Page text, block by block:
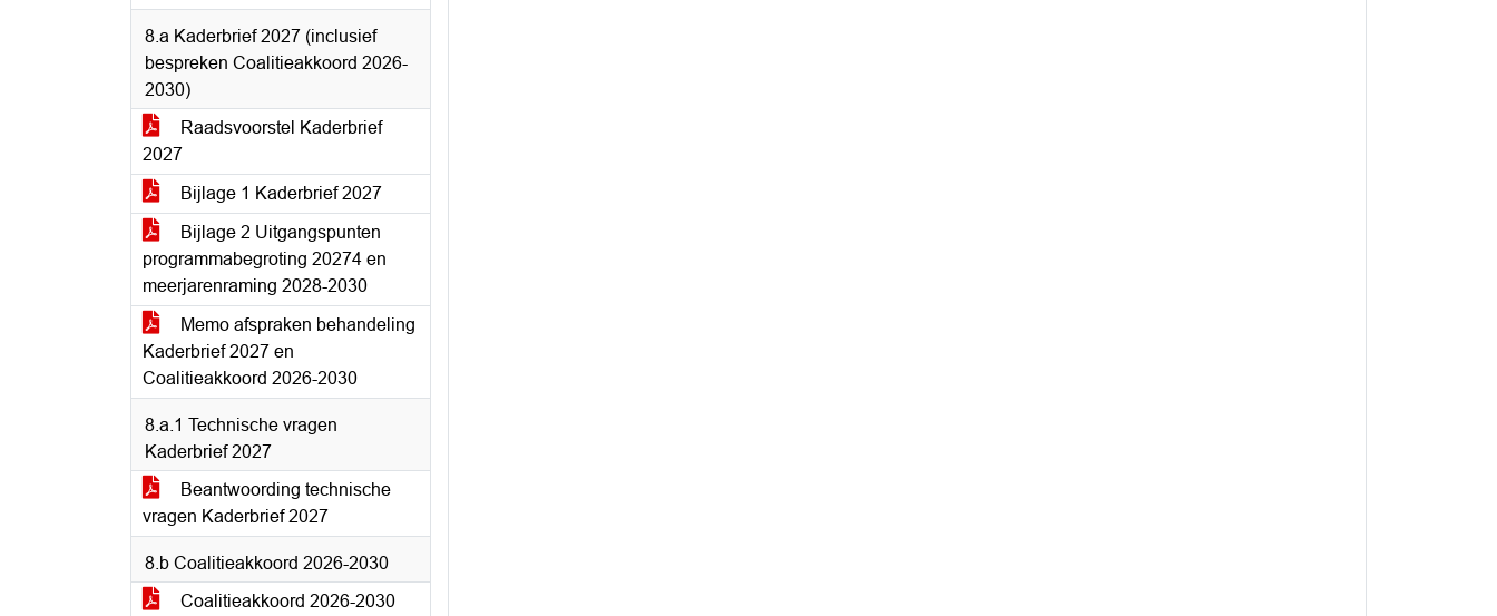
8.a Kaderbrief 2027 (inclusief
bespreken Coalitieakkoord 2026-
2030)
Raadsvoorstel Kaderbrief
2027
Bijlage 1 Kaderbrief 2027
Bijlage 2 Uitgangspunten
programmabegroting 20274 en
meerjarenraming 2028-2030
Memo afspraken behandeling
Kaderbrief 2027 en
Coalitieakkoord 2026-2030
8.a.1 Technische vragen
Kaderbrief 2027
Beantwoording technische
vragen Kaderbrief 2027
8.b Coalitieakkoord 2026-2030
Coalitieakkoord 2026-2030